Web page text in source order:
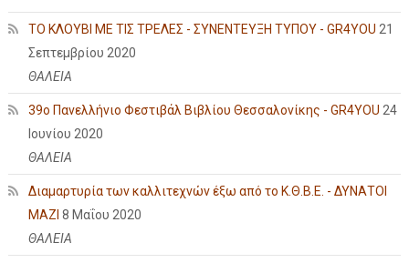
ΤΟ ΚΛΟΥΒΙ ΜΕ ΤΙΣ ΤΡΕΛΕΣ - ΣΥΝΕΝΤΕΥΞΗ ΤΥΠΟΥ - GR4YOU 21
Σεπτεμβρίου 2020
ΘΑΛΕΙΑ
39ο Πανελλήνιο Φεστιβάλ Βιβλίου Θεσσαλονίκης - GR4YOU 24
Ιουνίου 2020
ΘΑΛΕΙΑ
Διαμαρτυρία των καλλιτεχνών έξω από το Κ.Θ.Β.Ε. - ΔΥΝΑΤΟΙ
ΜΑΖΙ 8 Μαΐου 2020
ΘΑΛΕΙΑ